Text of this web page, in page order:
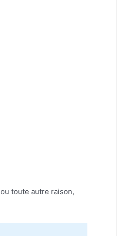
ou toute autre raison,